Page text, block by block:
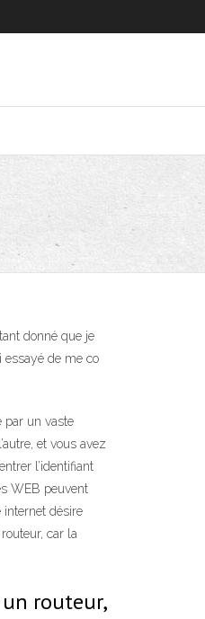
donné que je
essayé de me co
par un vaste
et vous avez
l’identifiant
WEB peuvent
désire
car la
routeur,